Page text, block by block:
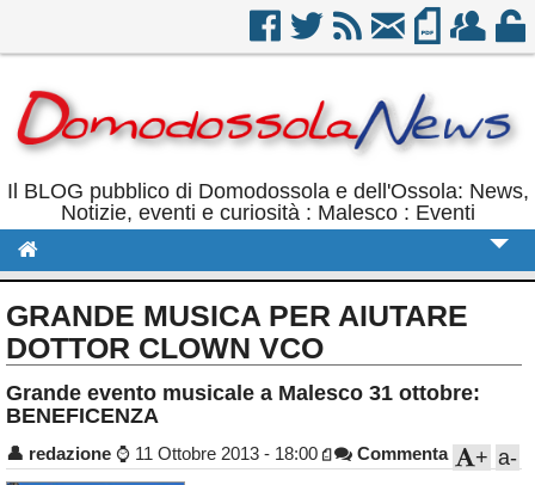
Il BLOG pubblico di Domodossola e dell'Ossola: News,
Notizie, eventi e curiosità : Malesco : Eventi
Politica
Sport
Eventi
Rubriche
GRANDE MUSICA PER AIUTARE
DOTTOR CLOWN VCO
Grande evento musicale a Malesco 31 ottobre:
BENEFICENZA
👤 redazione ⌚ 11 Ottobre 2013 - 18:00 Commenta a-
+